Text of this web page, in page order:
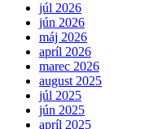
júl 2026
jún 2026
máj 2026
apríl 2026
marec 2026
august 2025
júl 2025
jún 2025
apríl 2025